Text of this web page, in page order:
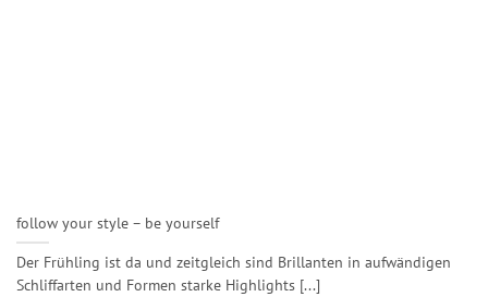
follow your style – be yourself
Der Frühling ist da und zeitgleich sind Brillanten in aufwändigen
Schliffarten und Formen starke Highlights [...]